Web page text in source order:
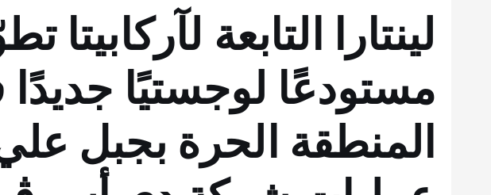
لينتارا التابعة لآركابيتا
مستودعًا لوجستيًا
المنطقة الحرة بجبل